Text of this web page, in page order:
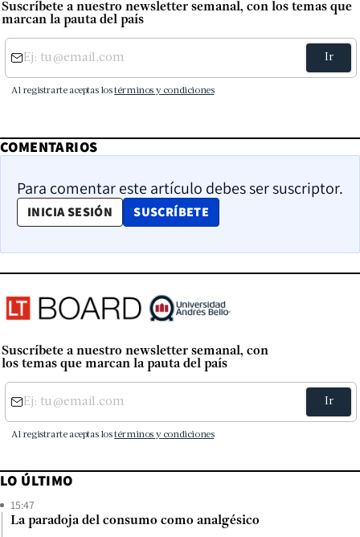
Suscríbete a nuestro newsletter semanal, con los temas que
marcan la pauta del país
COMENTARIOS
Para comentar este artículo debes ser suscriptor.
INICIA SESIÓN SUSCRÍBETE
OPENS IN NEW WINDOW
Suscríbete a nuestro newsletter semanal, con
los temas que marcan la pauta del país
LO ÚLTIMO
15:47
La paradoja del consumo como analgésico